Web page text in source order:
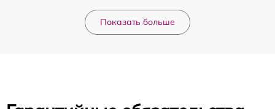
Показать больше